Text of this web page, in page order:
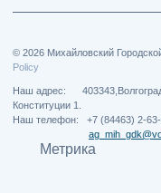
© 2026 Михайловский
Policy
Наш адрес:
Конституции 1.
Наш телефон: +7 (84463) 2-
Метрика